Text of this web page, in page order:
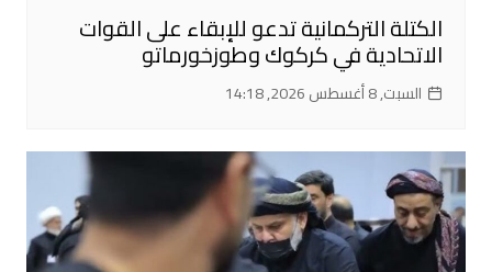
الكتلة التركمانية تدعو للإبقاء على القوات
الاتحادية في كركوك وطوزخورماتو
السبت, 8 أغسطس 2026, 14:18